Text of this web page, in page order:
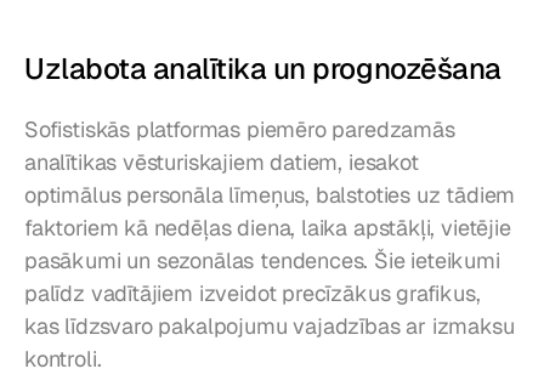
Uzlabota analītika un prognozēšana
Sofistiskās platformas piemēro paredzamās
analītikas vēsturiskajiem datiem, iesakot
optimālus personāla līmeņus, balstoties uz tādiem
faktoriem kā nedēļas diena, laika apstākļi, vietējie
pasākumi un sezonālas tendences. Šie ieteikumi
palīdz vadītājiem izveidot precīzākus grafikus,
kas līdzsvaro pakalpojumu vajadzības ar izmaksu
kontroli.